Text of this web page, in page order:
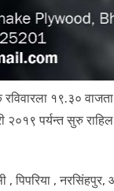
१९.३०
२०१९ पर्यन्त सुरु
, पिपरिया ,